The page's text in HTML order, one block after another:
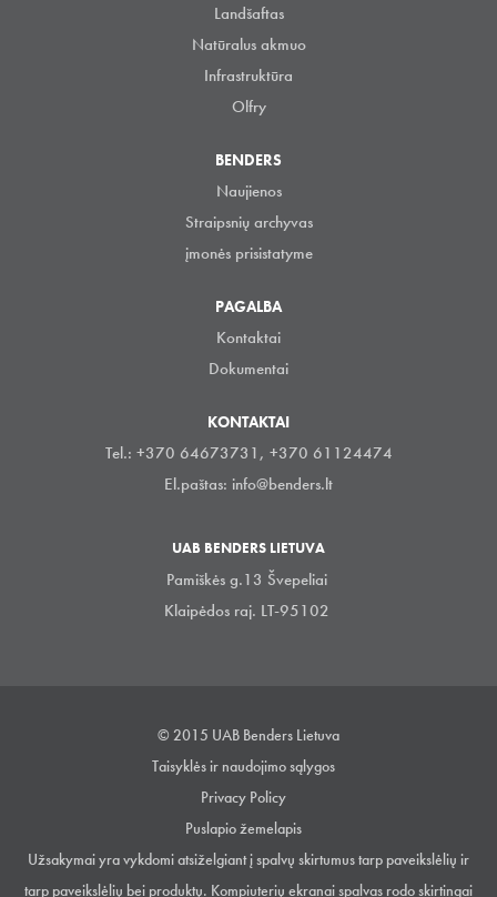
Landšaftas
Natūralus akmuo
Infrastruktūra
Olfry
BENDERS
Naujienos
Straipsnių archyvas
įmonės prisistatyme
PAGALBA
Kontaktai
Dokumentai
KONTAKTAI
Tel.: +370 64673731, +370 61124474
El.paštas: info@benders.lt
UAB BENDERS LIETUVA
Pamiškės g.13 Švepeliai
Klaipėdos raj. LT-95102
© 2015 UAB Benders Lietuva
Taisyklės ir naudojimo sąlygos
Privacy Policy
Puslapio žemelapis
Užsakymai yra vykdomi atsiželgiant į spalvų skirtumus tarp paveikslėlių ir
tarp paveikslėlių bei produktų. Kompiuterių ekranai spalvas rodo skirtingai